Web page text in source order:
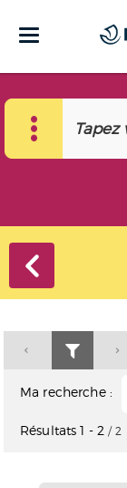
Ma recherche :
Résultats1 - 2 / 2